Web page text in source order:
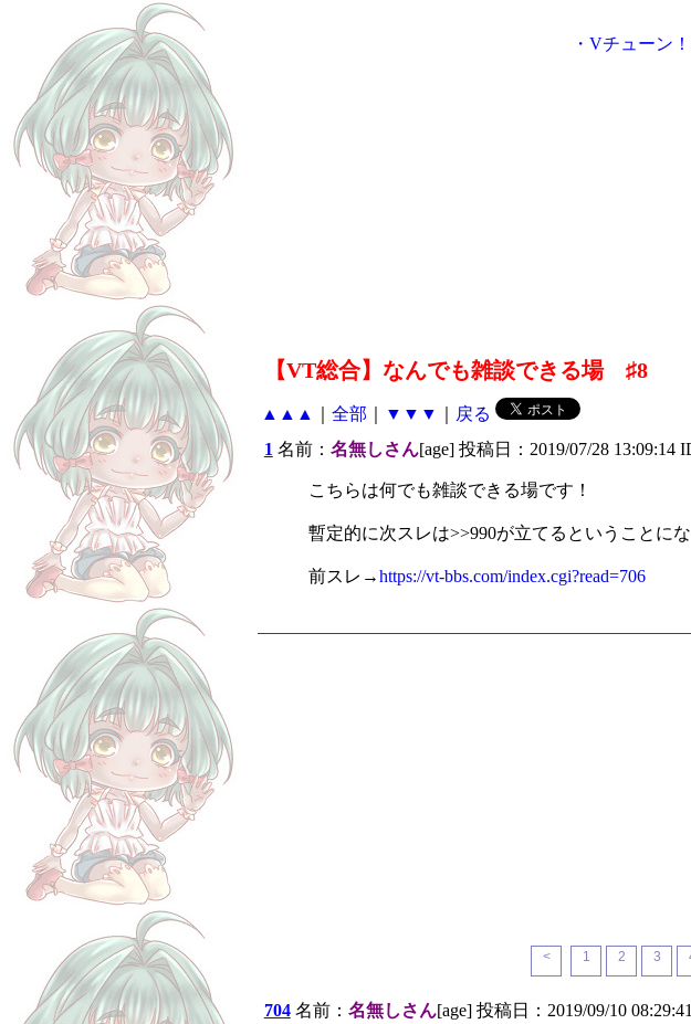
・Vチューン！
【VT総合】なんでも雑談できる場 ♯8
▲▲▲ 全部 ▼▼▼
戻る
1 名前： 名無しさん[age] 投稿日：2019/07/28 13:09:14
こちらは何でも雑談できる場です！
暫定的に次スレは>>990が立てるということに
前スレ→https://vt-bbs.com/index.cgi?read=706
< 1 2 3
704名前： 名無しさん[age] 投稿日：2019/09/10